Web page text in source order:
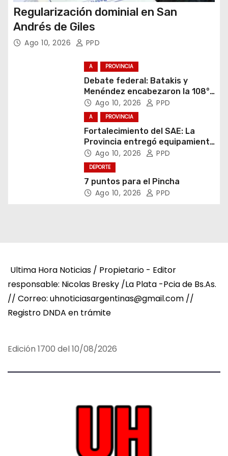
Regularización dominial en San
Andrés de Giles
Ago 10, 2026 PPD
A PROVINCIA
Debate federal: Batakis y
Menéndez encabezaron la 108°
Asamblea del CNV
Ago 10, 2026 PPD
A PROVINCIA
Fortalecimiento del SAE: La
Provincia entregó equipamiento
escolar en Junín
Ago 10, 2026 PPD
DEPORTE
7 puntos para el Pincha
Ago 10, 2026 PPD
Ultima Hora Noticias / Propietario - Editor
responsable: Nicolas Bresky /La Plata -Pcia de Bs.As.
// Correo: uhnoticiasargentinas@gmail.com //
Registro DNDA en trámite
Edición 1700 del 10/08/2026